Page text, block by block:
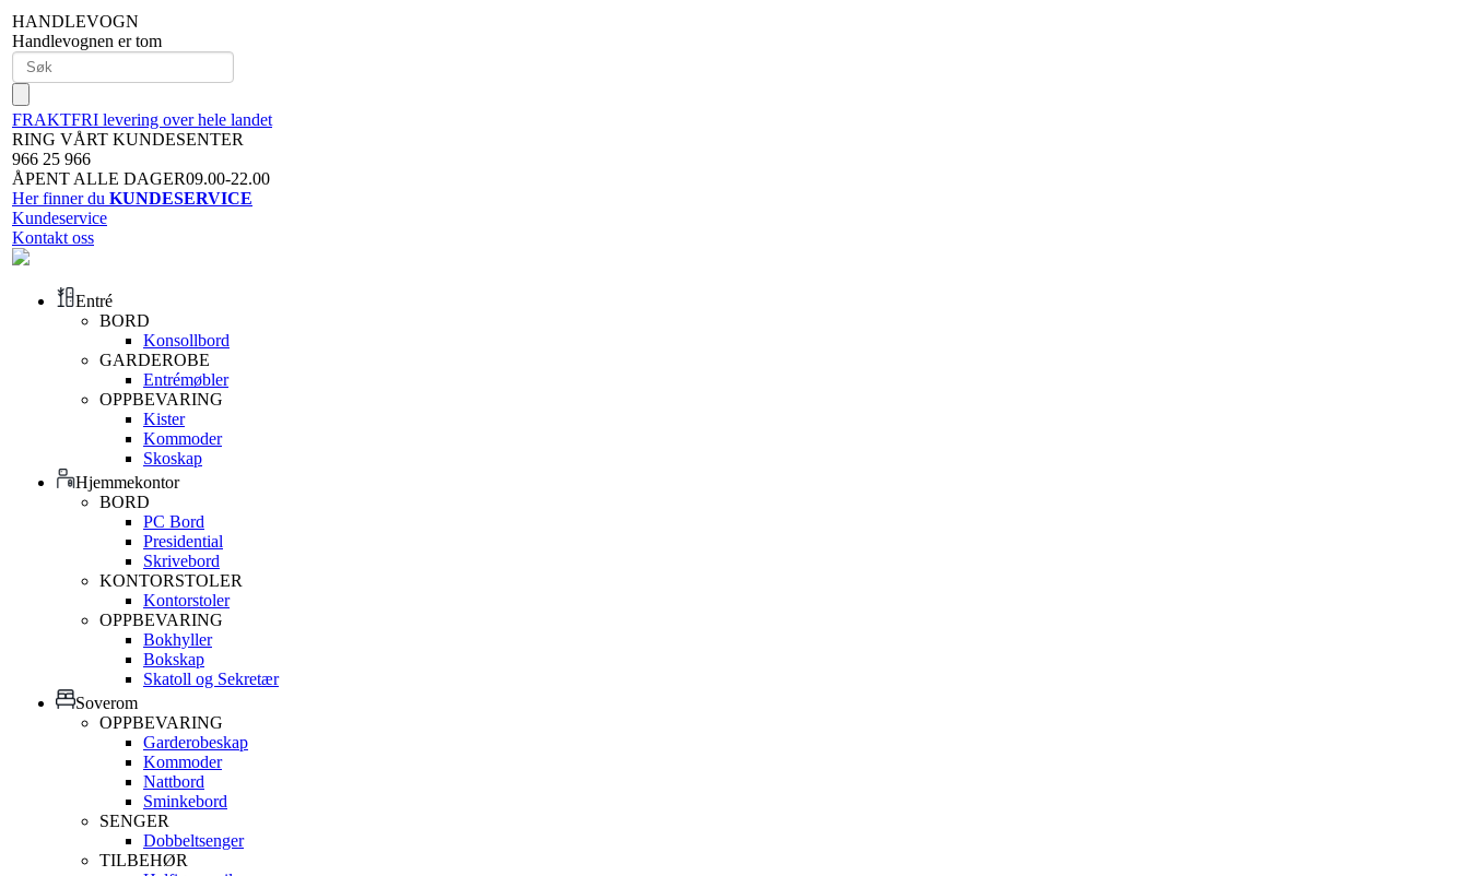
HANDLEVOGN
Handlevognen er tom
FRAKTFRI levering over hele landet
RING VÅRT KUNDESENTER
966 25 966
ÅPENT ALLE DAGER09.00-22.00
Her finner du KUNDESERVICE
Kundeservice
Kontakt oss
Entré
BORD
Konsollbord
GARDEROBE
Entrémøbler
OPPBEVARING
Kister
Kommoder
Skoskap
Hjemmekontor
BORD
PC Bord
Presidential
Skrivebord
KONTORSTOLER
Kontorstoler
OPPBEVARING
Bokhyller
Bokskap
Skatoll og Sekretær
Soverom
OPPBEVARING
Garderobeskap
Kommoder
Nattbord
Sminkebord
SENGER
Dobbeltsenger
TILBEHØR